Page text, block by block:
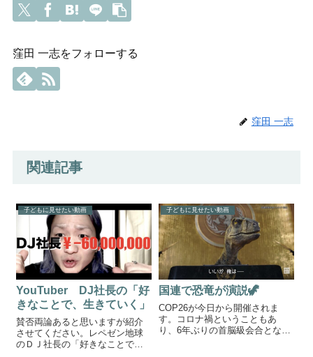
窪田 一志をフォローする
窪田 一志
関連記事
子どもに見せたい動画
YouTuber DJ社長の「好
きなことで、生きていく」
賛否両論あると思いますが紹介
させてください。レペゼン地球
のＤＪ社長の「好きなことで、
子どもに見せたい動画
国連で恐竜が演説🦖
COP26が今日から開催されま
す。コロナ禍ということもあ
り、6年ぶりの首脳級会合となる